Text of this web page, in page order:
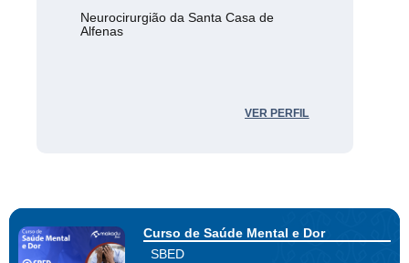
Neurocirurgião da Santa Casa de
Alfenas
VER PERFIL
Curso de Saúde Mental e Dor
SBED